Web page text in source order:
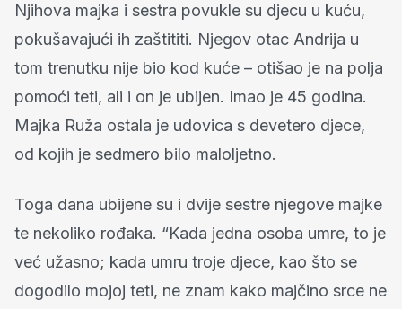
Njihova majka i sestra povukle su djecu u kuću,
pokušavajući ih zaštititi. Njegov otac Andrija u
tom trenutku nije bio kod kuće – otišao je na polja
pomoći teti, ali i on je ubijen. Imao je 45 godina.
Majka Ruža ostala je udovica s devetero djece,
od kojih je sedmero bilo maloljetno.
Toga dana ubijene su i dvije sestre njegove majke
te nekoliko rođaka. “Kada jedna osoba umre, to je
već užasno; kada umru troje djece, kao što se
dogodilo mojoj teti, ne znam kako majčino srce ne